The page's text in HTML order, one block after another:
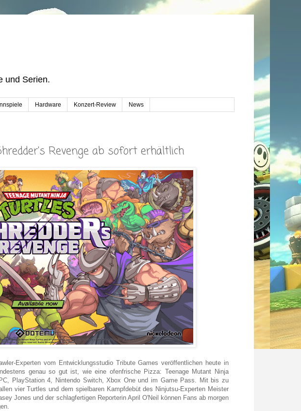
und Serien.
Hardware Konzert-Review News
Revenge ab sofort erhältlich
Experten vom Entwicklungsstudio Tribute Games veröffentlichen heute in
genau so gut ist, wie eine ofenfrische Pizza: Teenage Mutant Ninja
PlayStation 4, Nintendo Switch, Xbox One und im Game Pass. Mit bis zu
vier Turtles und dem spielbaren Kampfdebüt des Ninjutsu-Experten Meister
Jones und der schlagfertigen Reporterin April O'Neil können Fans ab morgen